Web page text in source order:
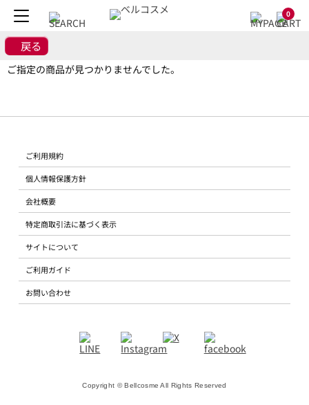
0
戻る
ご指定の商品が見つかりませんでした。
ご利用規約
個人情報保護方針
会社概要
特定商取引法に基づく表示
サイトについて
ご利用ガイド
お問い合わせ
Copyright © Bellcosme All Rights Reserved